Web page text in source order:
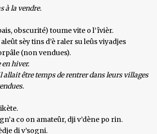
à la vendre.
obscurité) toume vite o l’îvièr.
sèy tins d’è raler su leûs viyadjes
(non vendues).
hiver.
allait être temps de rentrer dans leurs villages
co on amateûr, dji v’dène po rin.
di v’sogni.